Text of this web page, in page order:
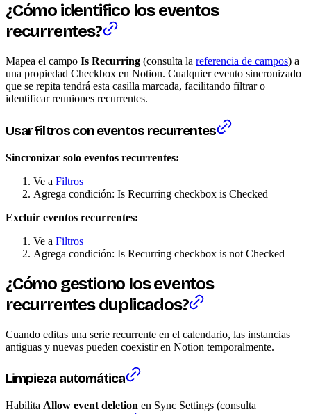
¿Cómo identifico los eventos
recurrentes?
Mapea el campo Is Recurring (consulta la referencia de campos) a
una propiedad Checkbox en Notion. Cualquier evento sincronizado
que se repita tendrá esta casilla marcada, facilitando filtrar o
identificar reuniones recurrentes.
Usar filtros con eventos recurrentes
Sincronizar solo eventos recurrentes:
Ve a Filtros
Agrega condición: Is Recurring checkbox is Checked
Excluir eventos recurrentes:
Ve a Filtros
Agrega condición: Is Recurring checkbox is not Checked
¿Cómo gestiono los eventos
recurrentes duplicados?
Cuando editas una serie recurrente en el calendario, las instancias
antiguas y nuevas pueden coexistir en Notion temporalmente.
Limpieza automática
Habilita Allow event deletion en Sync Settings (consulta